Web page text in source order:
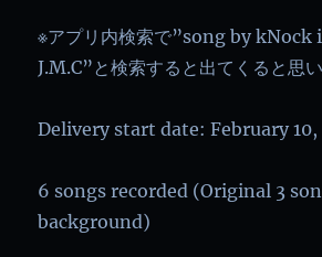
※アプリ内検索で”song by
J.M.C”と検索すると出てくると思い
Delivery start date: February 10,
6 songs recorded (Original 3
background)